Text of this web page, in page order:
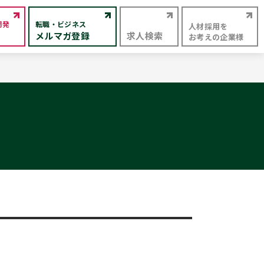
発 転職・ビジネス
メルマガ登録 求人検索
人材採用を
お考えの企業様